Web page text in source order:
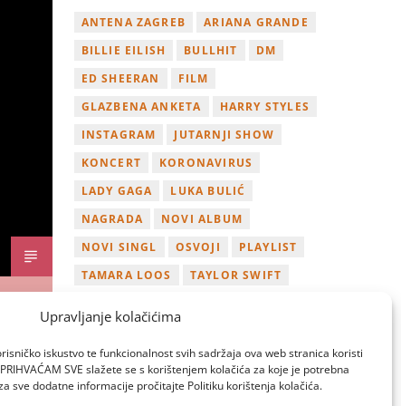
Upravljanje kolačićima
iskustvo te funkcionalnost svih sadržaja ova web stranica koristi
SVE slažete se s korištenjem kolačića za koje je potrebna
sve dodatne informacije pročitajte Politiku korištenja kolačića.
ANTENA ZAGREB
ARIANA GRANDE
BILLIE EILISH
BULLHIT
DM
ED SHEERAN
FILM
GLAZBENA ANKETA
HARRY STYLES
INSTAGRAM
JUTARNJI SHOW
KONCERT
KORONAVIRUS
LADY GAGA
LUKA BULIĆ
NAGRADA
NOVI ALBUM
NOVI SINGL
OSVOJI
PLAYLIST
TAMARA LOOS
TAYLOR SWIFT